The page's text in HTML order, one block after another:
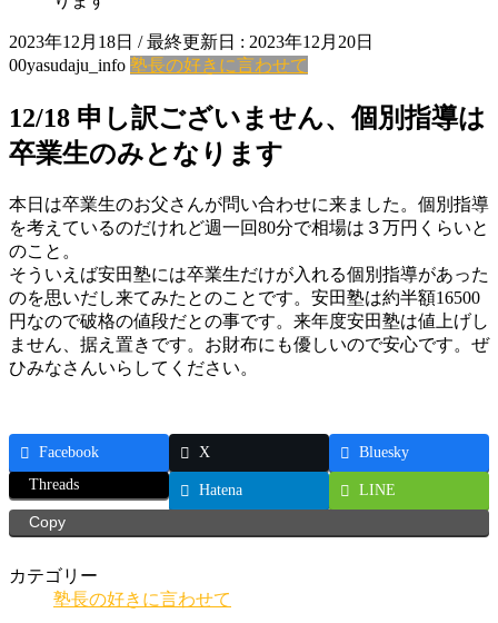
2023年12月18日 / 最終更新日 : 2023年12月20日
00yasudaju_info 塾長の好きに言わせて
12/18 申し訳ございません、個別指導は
卒業生のみとなります
本日は卒業生のお父さんが問い合わせに来ました。個別指導
を考えているのだけれど週一回80分で相場は３万円くらいと
のこと。
そういえば安田塾には卒業生だけが入れる個別指導があった
のを思いだし来てみたとのことです。安田塾は約半額16500
円なので破格の値段だとの事です。来年度安田塾は値上げし
ません、据え置きです。お財布にも優しいので安心です。ぜ
ひみなさんいらしてください。
Facebook X
Bluesky
Threads
Hatena
LINE
Copy
カテゴリー
塾長の好きに言わせて